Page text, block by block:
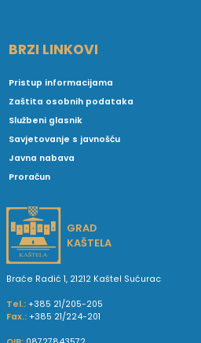
BRZI LINKOVI
Pristup informacijama
Zaštita osobnih podataka
Službeni glasnik
Savjetovanje s javnošću
Javna nabava
Proračun
GRAD
KAŠTELA
Braće Radić 1, 21212 Kaštel Sućurac
Tel.: +385 21/205-205
Fax.: +385 21/224-201